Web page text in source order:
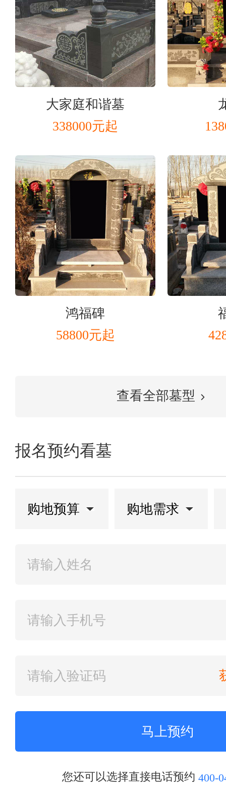
大家庭和谐墓
338000元起
鸿福碑
58800元起
查看全部墓型
报名预约看墓
您还可以选择直接电话预约 400-